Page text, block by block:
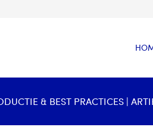
& BEST PRACTICES |